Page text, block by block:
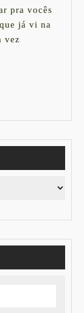
pra vocês
já vi na
vez